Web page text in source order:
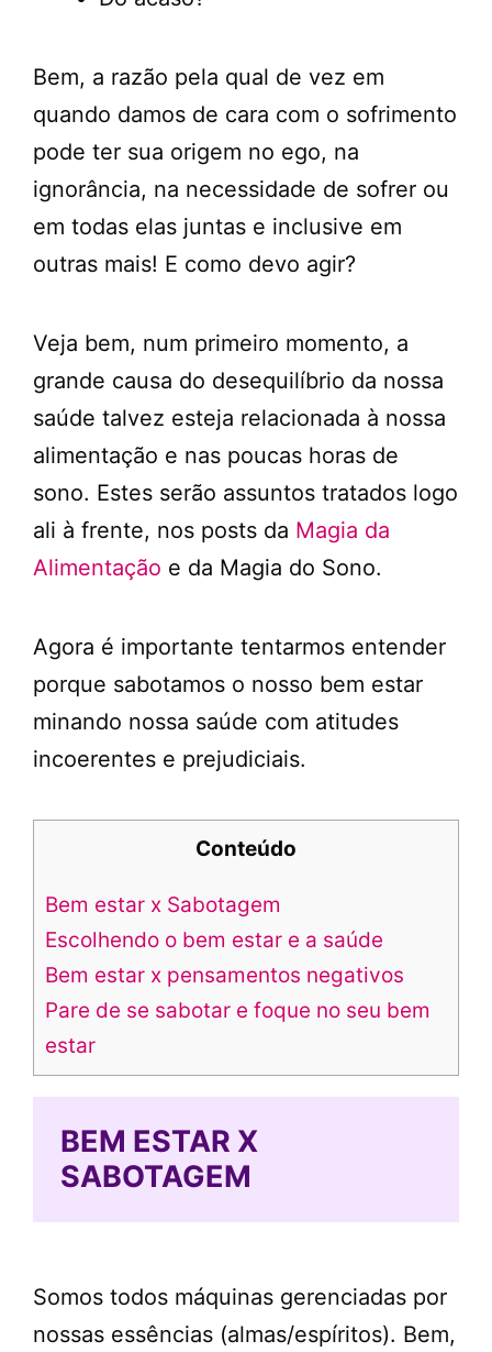
Bem, a razão pela qual de vez em
quando damos de cara com o sofrimento
pode ter sua origem no ego, na
ignorância, na necessidade de sofrer ou
em todas elas juntas e inclusive em
outras mais! E como devo agir?
Veja bem, num primeiro momento, a
grande causa do desequilíbrio da nossa
saúde talvez esteja relacionada à nossa
alimentação e nas poucas horas de
sono. Estes serão assuntos tratados logo
ali à frente, nos posts da Magia da
Alimentação e da Magia do Sono.
Agora é importante tentarmos entender
porque sabotamos o nosso bem estar
minando nossa saúde com atitudes
incoerentes e prejudiciais.
Conteúdo
Bem estar x Sabotagem
Escolhendo o bem estar e a saúde
Bem estar x pensamentos negativos
Pare de se sabotar e foque no seu bem
estar
BEM ESTAR X
SABOTAGEM
Somos todos máquinas gerenciadas por
nossas essências (almas/espíritos). Bem,